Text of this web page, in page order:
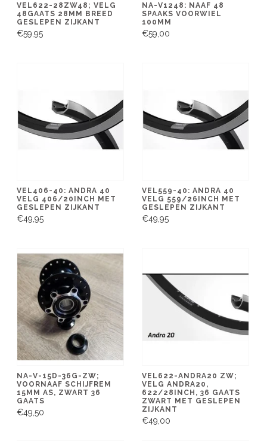
VEL622-28ZW48; VELG
48GAATS 28MM BREED
GESLEPEN ZIJKANT
€59,95
NA-V1248: NAAF 48
SPAAKS VOORWIEL
100MM
€59,00
VEL406-40: ANDRA 40
VELG 406/20INCH MET
GESLEPEN ZIJKANT
€49,95
VEL559-40: ANDRA 40
VELG 559/26INCH MET
GESLEPEN ZIJKANT
€49,95
NA-V-15D-36G-ZW;
VOORNAAF SCHIJFREM
15MM AS, ZWART 36
GAATS
€49,50
VEL622-ANDRA20 ZW;
VELG ANDRA20,
622/28INCH, 36 GAATS
ZWART MET GESLEPEN
ZIJKANT
€49,00